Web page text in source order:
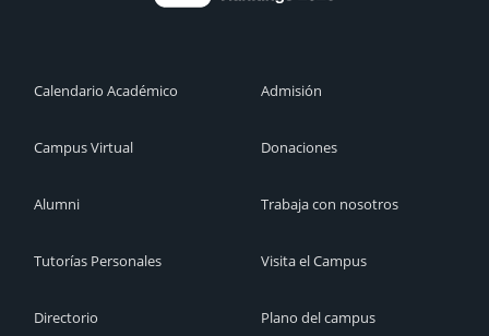
Calendario Académico
Campus Virtual
Alumni
Tutorías Personales
Directorio
Admisión
Donaciones
Trabaja con nosotros
Visita el Campus
Plano del campus